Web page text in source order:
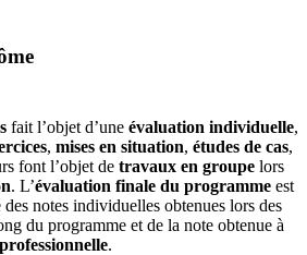
fait l’objet d’une évaluation individuelle,
, mises en situation, études de cas,
font l’objet de travaux en groupe lors
. L’évaluation finale du programme est
notes individuelles obtenues lors des
du programme et de la note obtenue à
.